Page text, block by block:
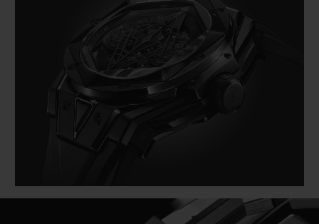
サマー マルチカラーセラ
ミック
ビッグ・バン
ピーチセラミック